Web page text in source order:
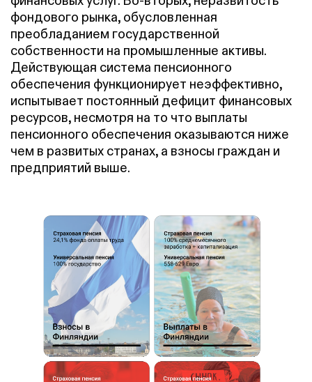
фондового рынка, обусловленная
преобладанием государственной
собственности на промышленные активы.
Действующая система пенсионного
обеспечения функционирует неэффективно,
испытывает постоянный дефицит финансовых
ресурсов, несмотря на то что выплаты
пенсионного обеспечения оказываются ниже
чем в развитых странах, а взносы граждан и
предприятий выше.